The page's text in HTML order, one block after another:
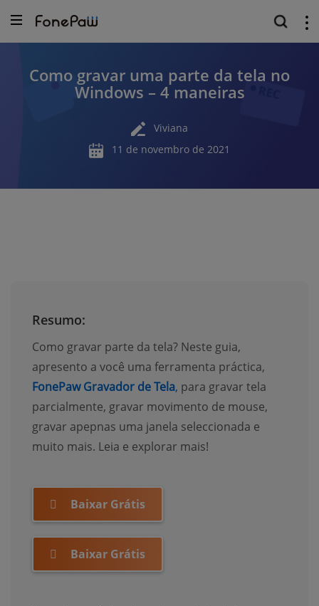
Como gravar uma parte da tela no
Windows – 4 maneiras
Viviana
11 de novembro de 2021
Resumo:
Como gravar parte da tela? Neste guia,
apresento a você uma ferramenta práctica,
FonePaw Gravador de Tela, para gravar tela
parcialmente, gravar movimento de mouse,
gravar apepnas uma janela seleccionada e
muito mais. Leia e explorar mais!
Baixar Grátis
Baixar Grátis